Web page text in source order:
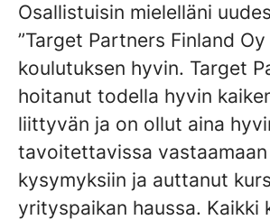
Osallistuisin mielelläni
”Target Partners Finland
koulutuksen hyvin. Target
hoitanut todella hyvin
liittyvän ja on ollut aina
tavoitettavissa
kysymyksiin ja auttanut
yrityspaikan haussa. Kaikki